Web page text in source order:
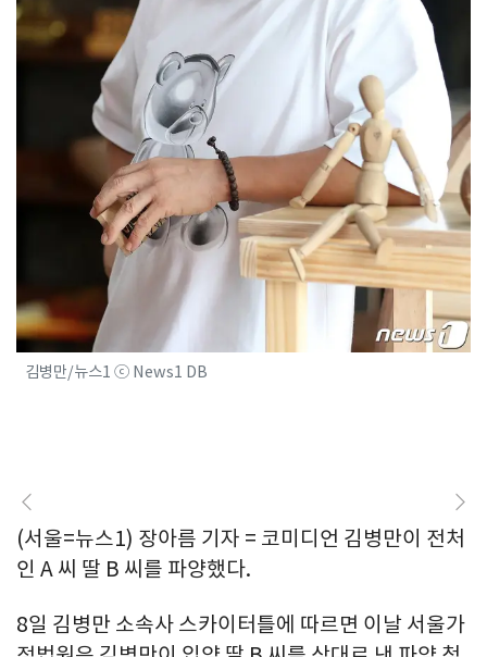
김병만/뉴스1 ⓒ News1 DB
(서울=뉴스1) 장아름 기자 = 코미디언 김병만이 전처
인 A 씨 딸 B 씨를 파양했다.
8일 김병만 소속사 스카이터틀에 따르면 이날 서울가